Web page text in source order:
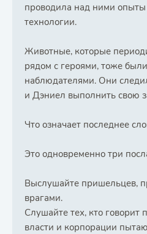
проводила над ними опыты
технологии.
Животные, которые
рядом с героями, тоже
наблюдателями. Они
и Дэниел выполнить свою
Что означает последнее
Это одновременно три
Выслушайте пришельцев,
врагами.
Слушайте тех, кто говорит
власти и корпорации